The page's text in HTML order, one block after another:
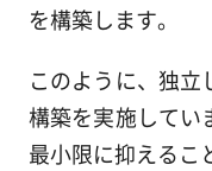
を構築します。
このように、独
構築を実施してい
最小限に抑えるこ